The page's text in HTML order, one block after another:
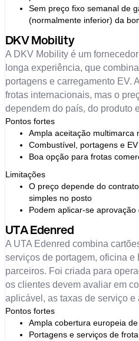
Sem preço fixo semanal de
(normalmente inferior) da
DKV Mobility
A DKV Mobility é um
longa experiência, que
portagens e carregamento EV.
frotas internacionais, mas o
dependem do país, do produto
Pontos fortes
Ampla aceitação multimarca
Combustível, portagens e
Boa opção para frotas
Limitações
O preço depende do
simples no posto
Podem aplicar-se
UTA Edenred
A UTA Edenred combina
serviços de portagem, oficina
parceiros. Foi criada para
os clientes devem avaliar em
aplicável, as taxas de serviço
Pontos fortes
Ampla cobertura europeia
Portagens e serviços de